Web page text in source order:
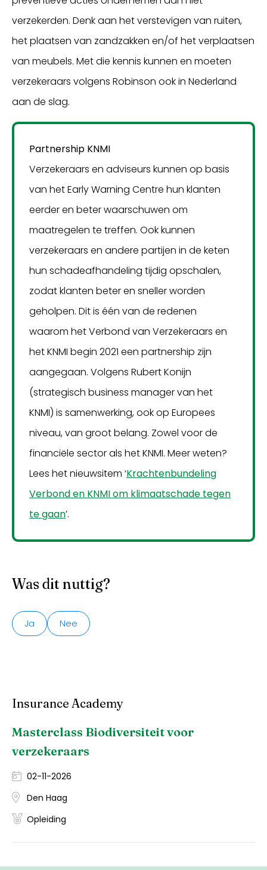
verzekerden. Denk aan het verstevigen van ruiten,
het plaatsen van zandzakken en/of het verplaatsen
van meubels. Met die kennis kunnen en moeten
verzekeraars volgens Robinson ook in Nederland
aan de slag.
Partnership KNMI
Verzekeraars en adviseurs kunnen op basis
van het Early Warning Centre hun klanten
eerder en beter waarschuwen om
maatregelen te treffen. Ook kunnen
verzekeraars en andere partijen in de keten
hun schadeafhandeling tijdig opschalen,
zodat klanten beter en sneller worden
geholpen. Dit is één van de redenen
waarom het Verbond van Verzekeraars en
het KNMI begin 2021 een partnership zijn
aangegaan. Volgens Rubert Konijn
(strategisch business manager van het
KNMI) is samenwerking, ook op Europees
niveau, van groot belang. Zowel voor de
financiële sector als het KNMI. Meer weten?
Lees het nieuwsitem ‘Krachtenbundeling
Verbond en KNMI om klimaatschade tegen
te gaan’.
Was dit nuttig?
Ja Nee
Insurance Academy
Masterclass Biodiversiteit voor
verzekeraars
02-11-2026
Den Haag
Opleiding